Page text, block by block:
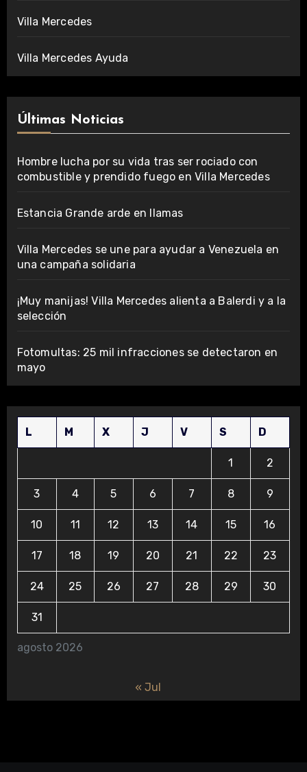
Villa Mercedes
Villa Mercedes Ayuda
Últimas Noticias
Hombre lucha por su vida tras ser rociado con
combustible y prendido fuego en Villa Mercedes
Estancia Grande arde en llamas
Villa Mercedes se une para ayudar a Venezuela en
una campaña solidaria
¡Muy manijas! Villa Mercedes alienta a Balerdi y a la
selección
Fotomultas: 25 mil infracciones se detectaron en
mayo
agosto 2026
L M X J V S D
1 2
3 4 5 6 7 8 9
10 11 12 13 14 15 16
17 18 19 20 21 22 23
24 25 26 27 28 29 30
31
« Jul